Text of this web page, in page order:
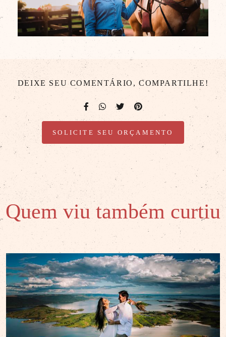
DEIXE SEU COMENTÁRIO, COMPARTILHE!
SOLICITE SEU ORÇAMENTO
Quem viu também curtiu